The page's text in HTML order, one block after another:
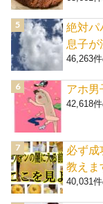
絶対パ
息子が
46,263
アホ男
42,618
必ず成
教えま
40,031